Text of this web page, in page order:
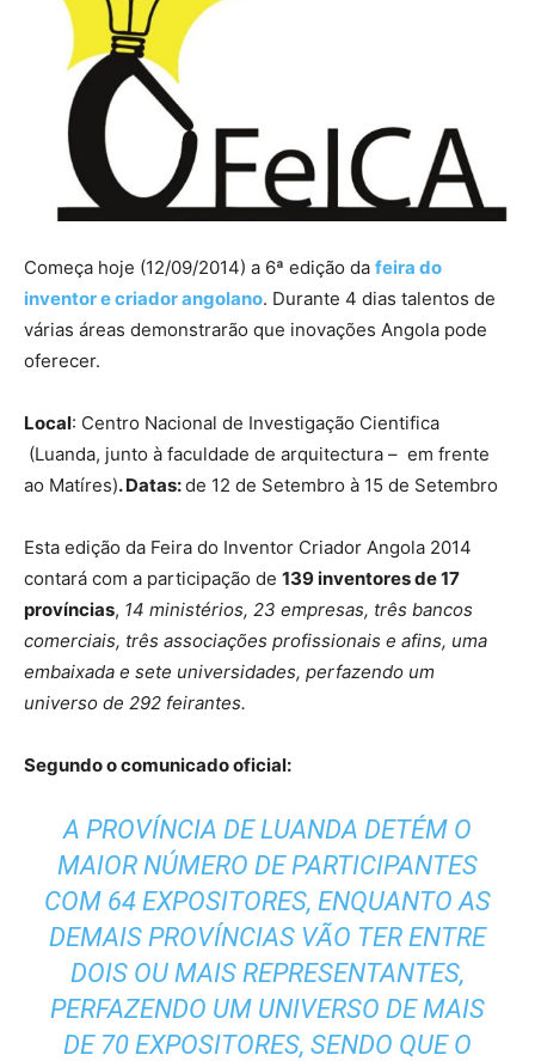
Começa hoje (12/09/2014) a 6ª edição da feira do
inventor e criador angolano. Durante 4 dias talentos de
várias áreas demonstrarão que inovações Angola pode
oferecer.
Local: Centro Nacional de Investigação Cientifica
(Luanda, junto à faculdade de arquitectura – em frente
ao Matíres). Datas:de 12 de Setembro à 15 de Setembro
Esta edição da Feira do Inventor Criador Angola 2014
contará com a participação de 139 inventores de 17
províncias, 14 ministérios, 23 empresas, três bancos
comerciais, três associações profissionais e afins, uma
embaixada e sete universidades, perfazendo um
universo de 292 feirantes.
Segundo o comunicado oficial:
A PROVÍNCIA DE LUANDA DETÉM O
MAIOR NÚMERO DE PARTICIPANTES
COM 64 EXPOSITORES, ENQUANTO AS
DEMAIS PROVÍNCIAS VÃO TER ENTRE
DOIS OU MAIS REPRESENTANTES,
PERFAZENDO UM UNIVERSO DE MAIS
DE 70 EXPOSITORES, SENDO QUE O